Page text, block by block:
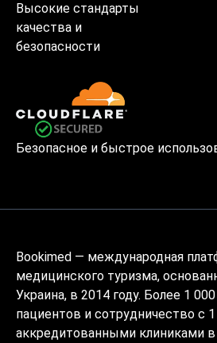
Высокие стандарты
качества и
безопасности
Безопасное и быстрое
Bookimed — международная
медицинского туризма,
Украина, в 2014 году. Более 1
пациентов и сотрудничество с
аккредитованными клиниками в